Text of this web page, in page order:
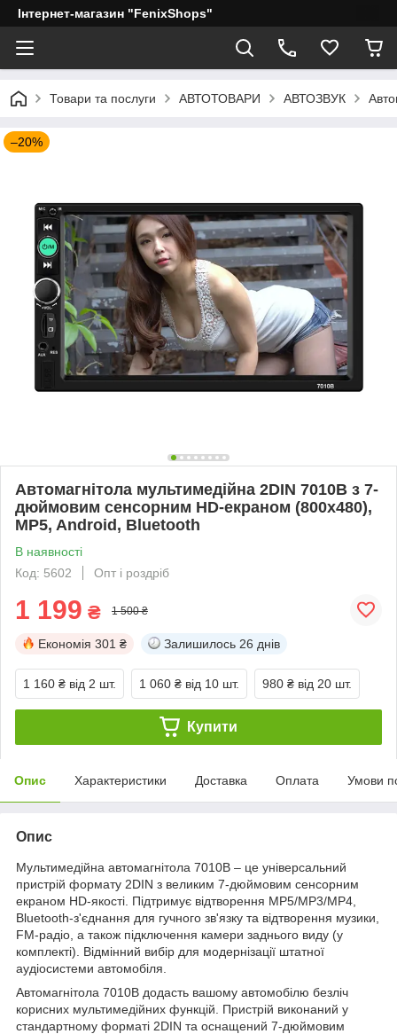
Інтернет-магазин "FenixShops"
Товари та послуги АВТОТОВАРИ АВТОЗВУК
–20%
Автомагнітола мультимедійна 2DIN 7010B з 7-
дюймовим сенсорним HD-екраном (800х480),
MP5, Android, Bluetooth
В наявності
Код: 5602
Опт і роздріб
1 199 ₴ 1 500 ₴
Економія 301 ₴ Залишилось 26 днів
1 160 ₴ від 2 шт. 1 060 ₴ від 10 шт. 980 ₴ від 20 шт.
Купити
Опис Характеристики Доставка Оплата Умови
Опис
Мультимедійна автомагнітола 7010B – це універсальний
пристрій формату 2DIN з великим 7-дюймовим сенсорним
екраном HD-якості. Підтримує відтворення MP5/MP3/MP4,
Bluetooth-з'єднання для гучного зв'язку та відтворення музики,
FM-радіо, а також підключення камери заднього виду (у
комплекті). Відмінний вибір для модернізації штатної
аудіосистеми автомобіля.
Автомагнітола 7010B додасть вашому автомобілю безліч
корисних мультимедійних функцій. Пристрій виконаний у
стандартному форматі 2DIN та оснащений 7-дюймовим